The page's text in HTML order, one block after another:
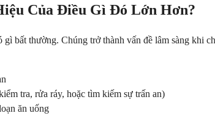
Của Điều Gì Đó Lớn Hơn?
bất thường. Chúng trở thành vấn đề lâm sàng khi
tra, rửa ráy, hoặc tìm kiếm sự trấn an)
ăn uống